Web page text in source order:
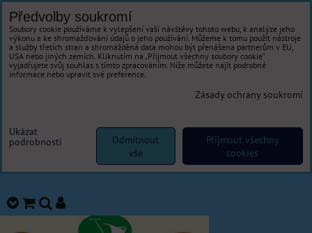
Předvolby soukromí
Soubory cookie používáme k vylepšení vaší návštěvy tohoto webu, k analýze jeho
výkonu a ke shromažďování údajů o jeho používání. Můžeme k tomu použít nástroje
a služby třetích stran a shromážděná data mohou být přenášena partnerům v EU,
USA nebo jiných zemích. Kliknutím na „Přijmout všechny soubory cookie“
vyjadřujete svůj souhlas s tímto zpracováním. Níže můžete najít podrobné
informace nebo upravit své preference.
Zásady ochrany soukromí
Ukázat
podrobnosti
Přijmout všechny
cookies
Odmítnout
vše